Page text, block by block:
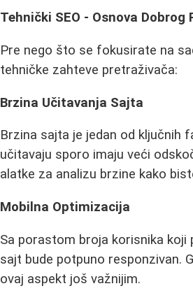
Tehnički SEO - Osnova Dobrog
Pre nego što se fokusirate na
tehničke zahteve pretraživača:
Brzina Učitavanja Sajta
Brzina sajta je jedan od ključnih
učitavaju sporo imaju veći
alatke za analizu brzine kako
Mobilna Optimizacija
Sa porastom broja korisnika
sajt bude potpuno responzivan.
ovaj aspekt još važnijim.